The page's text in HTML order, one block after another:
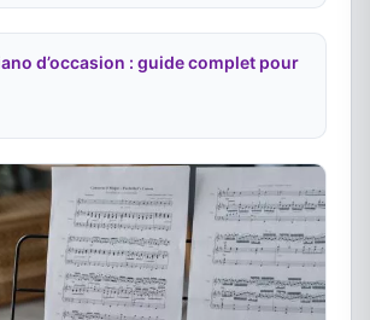
d’occasion : guide complet pour